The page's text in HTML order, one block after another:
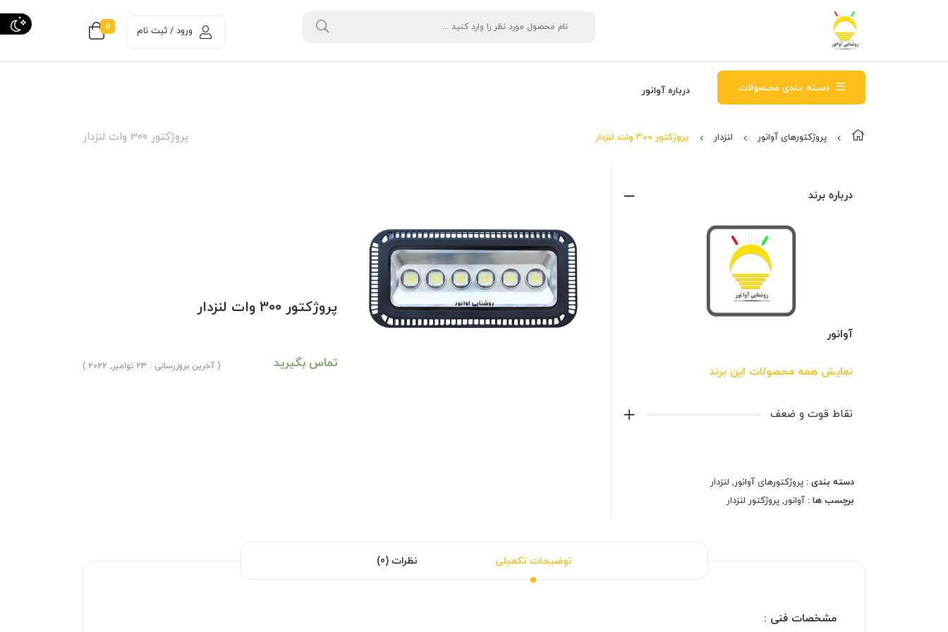
0 ورود / ثبت نام
دسـته بـندی محـصولات درباره آوانور
پروژکتور 300 وات لنزدار پروژکتورهای آوانور لنزدار پروژکتور 300 وات لنزدار
درباره برند
آوانور
نمایش همه محصولات این برند
نقاط قوت و ضعف
دسته بندی : پروژکتورهای آوانور, لنزدار
برچسب ها : آوانور, پروژکتور لنزدار
پروژکتور 300 وات لنزدار
تماس بگیرید ( آخرین بروزرسانی : 23 نوامبر, 2022 )
توضیحات تکمیلی نظرات (0)
مشخصات فنی :